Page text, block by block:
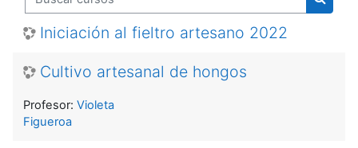
Iniciación al fieltro artesano 2022
Cultivo artesanal de hongos
Profesor: Violeta
Figueroa